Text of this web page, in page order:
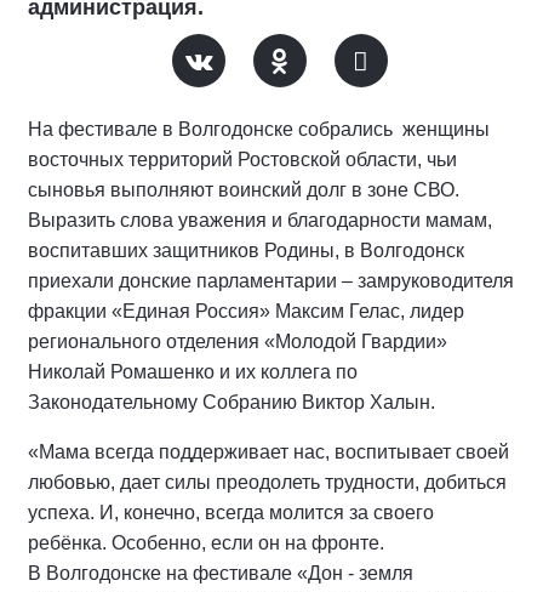
администрация.
На фестивале в Волгодонске собрались женщины
восточных территорий Ростовской области, чьи
сыновья выполняют воинский долг в зоне СВО.
Выразить слова уважения и благодарности мамам,
воспитавших защитников Родины, в Волгодонск
приехали донские парламентарии – замруководителя
фракции «Единая Россия» Максим Гелас, лидер
регионального отделения «Молодой Гвардии»
Николай Ромашенко и их коллега по
Законодательному Собранию Виктор Халын.
«Мама всегда поддерживает нас, воспитывает своей
любовью, дает силы преодолеть трудности, добиться
успеха. И, конечно, всегда молится за своего
ребёнка. Особенно, если он на фронте.
В Волгодонске на фестивале «Дон - земля